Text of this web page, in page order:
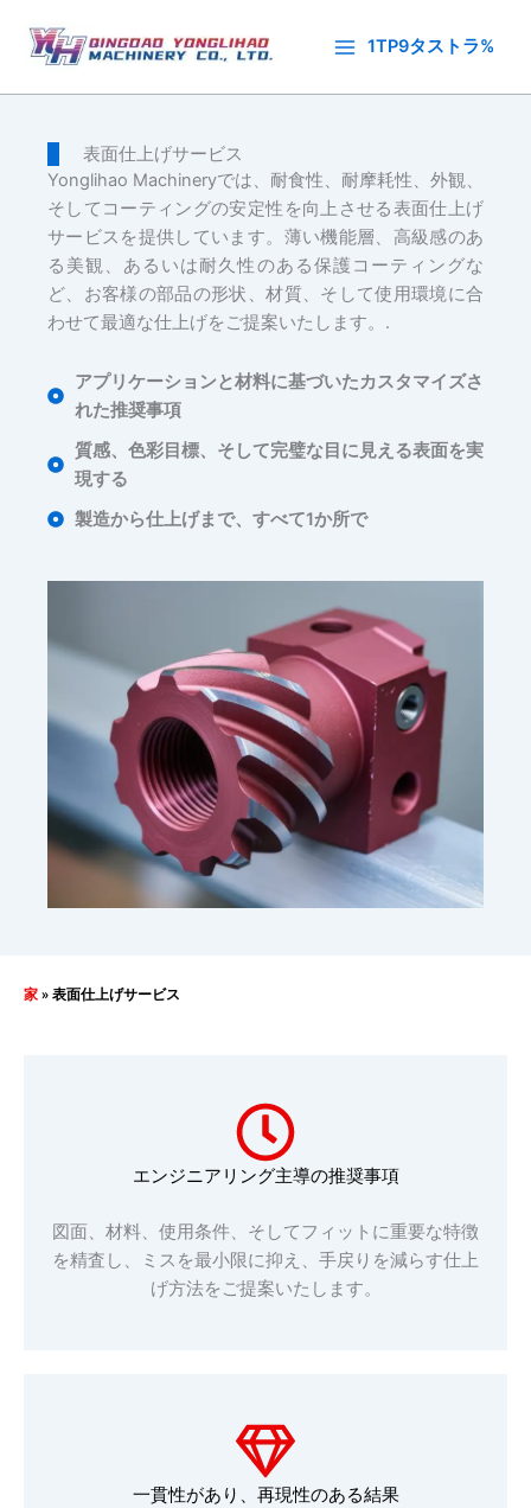
ス
1TP9タストラ%
表面仕上げサービス
Yonglihao Machineryでは、耐食性、耐摩耗性、外観、
そしてコーティングの安定性を向上させる表面仕上げ
サービスを提供しています。薄い機能層、高級感のあ
る美観、あるいは耐久性のある保護コーティングな
ど、お客様の部品の形状、材質、そして使用環境に合
わせて最適な仕上げをご提案いたします。.
アプリケーションと材料に基づいたカスタマイズさ
れた推奨事項
質感、色彩目標、そして完璧な目に見える表面を実
現する
製造から仕上げまで、すべて1か所で
家»表面仕上げサービス
エンジニアリング主導の推奨事項
図面、材料、使用条件、そしてフィットに重要な特徴
を精査し、ミスを最小限に抑え、手戻りを減らす仕上
げ方法をご提案いたします。
一貫性があり、再現性のある結果